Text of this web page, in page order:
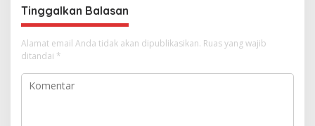
Tinggalkan Balasan
Alamat email Anda tidak akan dipublikasikan. Ruas yang wajib
ditandai *